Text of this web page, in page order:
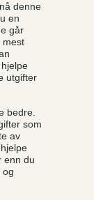
denne
en
går
mest
utgifter
bedre.
som
av
enn du
og